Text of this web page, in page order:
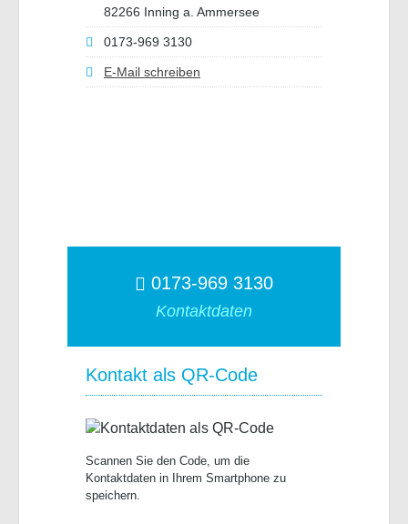
82266 Inning a. Ammersee
0173-969 3130
E-Mail schreiben
0173-969 3130
Kontaktdaten
Kontakt als QR-Code
Scannen Sie den Code, um die
Kontaktdaten in Ihrem Smartphone zu
speichern.